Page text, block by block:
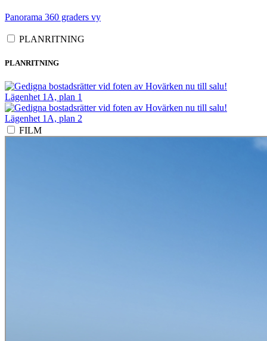
Panorama 360 graders vy
PLANRITNING
PLANRITNING
Lägenhet 1A, plan 1
Lägenhet 1A, plan 2
FILM